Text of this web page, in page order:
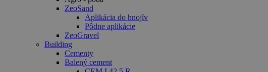
ZeoSand
Aplikácia do hnojív
Pôdne aplikácie
ZeoGravel
Building
Cementy
Balený cement